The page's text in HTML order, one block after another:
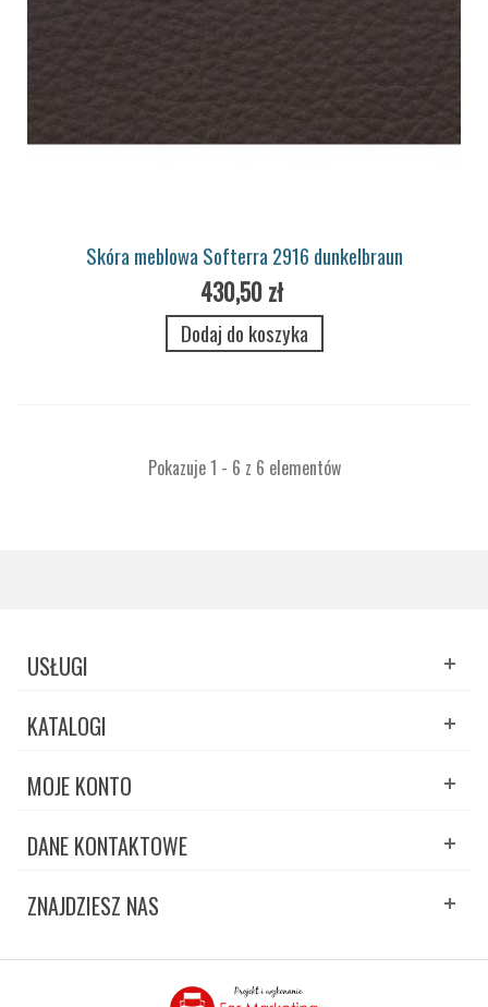
Skóra meblowa Softerra 2916 dunkelbraun
430,50 zł
Dodaj do koszyka
Pokazuje 1 - 6 z 6 elementów
USŁUGI
KATALOGI
MOJE KONTO
DANE KONTAKTOWE
ZNAJDZIESZ NAS